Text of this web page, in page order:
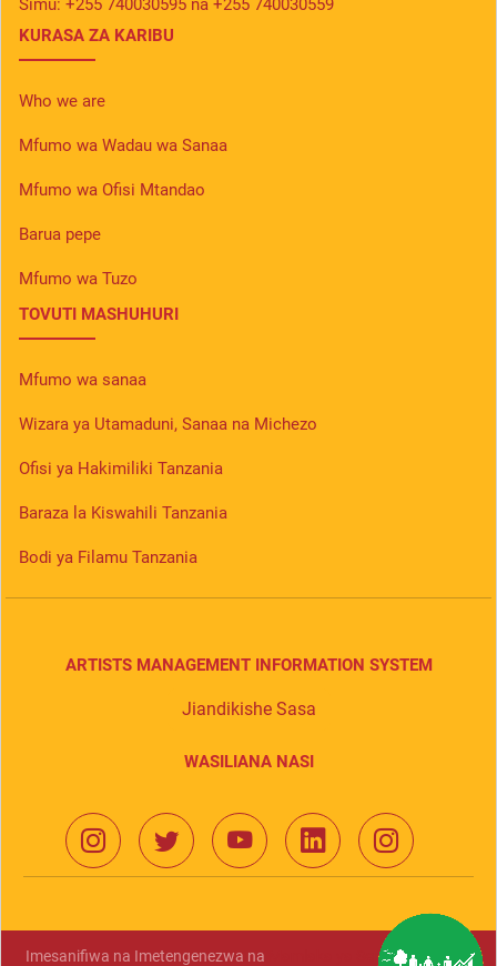
Simu: +255 740030595 na +255 740030559
KURASA ZA KARIBU
Who we are
Mfumo wa Wadau wa Sanaa
Mfumo wa Ofisi Mtandao
Barua pepe
Mfumo wa Tuzo
TOVUTI MASHUHURI
Mfumo wa sanaa
Wizara ya Utamaduni, Sanaa na Michezo
Ofisi ya Hakimiliki Tanzania
Baraza la Kiswahili Tanzania
Bodi ya Filamu Tanzania
WASILIANA NASI
ARTISTS MANAGEMENT INFORMATION SYSTEM
Jiandikishe Sasa
Imesanifiwa na Imetengenezwa na Mamlaka ya Serikali Mtandao